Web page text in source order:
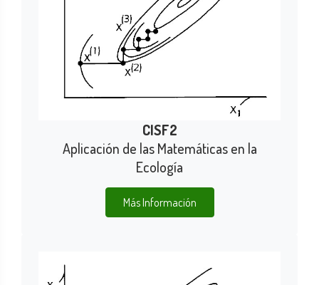
CISF2
Aplicación de las Matemáticas en la
Ecología
Más Información